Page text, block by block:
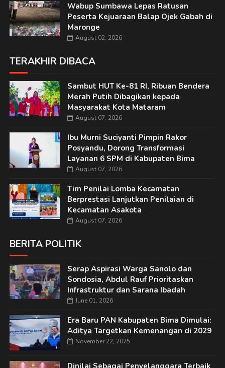
Wabup Sumbawa Lepas Ratusan
Peserta Kejuaraan Balap Ojek Gabah di
Maronge
August 02, 2026
TERAKHIR DIBACA
Sambut HUT Ke-81 RI, Ribuan Bendera
Merah Putih Dibagikan kepada
Masyarakat Kota Mataram
August 07, 2026
Ibu Murni Suciyanti Pimpin Rakor
Posyandu, Dorong Transformasi
Layanan 6 SPM di Kabupaten Bima
August 07, 2026
Tim Penilai Lomba Kecamatan
Berprestasi Lanjutkan Penilaian di
Kecamatan Asakota
August 07, 2026
BERITA POLITIK
Serap Aspirasi Warga Sanolo dan
Sondosia, Abdul Rauf Prioritaskan
Infrastruktur dan Sarana Ibadah
June 01, 2026
Era Baru PAN Kabupaten Bima Dimulai:
Aditya Targetkan Kemenangan di 2029
November 22, 2025